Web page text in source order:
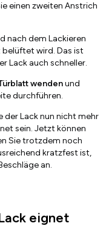
einen zweiten Anstrich
nach dem Lackieren
belüftet wird. Das ist
Lack auch schneller.
wendenund
durchführen.
der Lack nun nicht mehr
sein. Jetzt können
Sie trotzdem noch
kratzfest ist,
an.
eignet